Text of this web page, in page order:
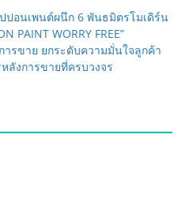
ปอนเพนต์ผนึก 6 พันธมิตรโมเดิร์น
PAINT WORRY FREE”
รขาย ยกระดับความมั่นใจลูกค้า
งการขายที่ครบวงจร